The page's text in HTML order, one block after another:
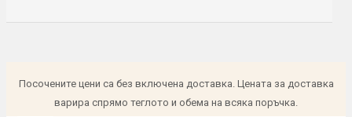
Посочените цени са без включена доставка. Цената за доставка
варира спрямо теглото и обема на всяка поръчка.